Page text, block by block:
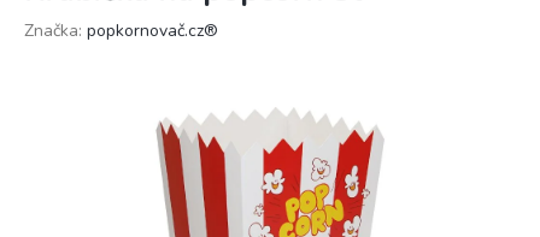
Značka: popkornovač.cz®